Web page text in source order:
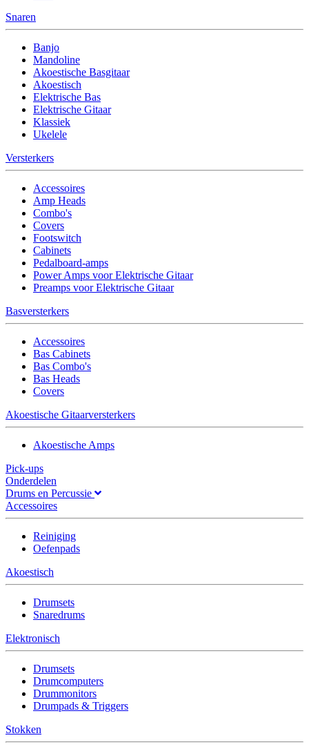
Snaren
Banjo
Mandoline
Akoestische Basgitaar
Akoestisch
Elektrische Bas
Elektrische Gitaar
Klassiek
Ukelele
Versterkers
Accessoires
Amp Heads
Combo's
Covers
Footswitch
Cabinets
Pedalboard-amps
Power Amps voor Elektrische Gitaar
Preamps voor Elektrische Gitaar
Basversterkers
Accessoires
Bas Cabinets
Bas Combo's
Bas Heads
Covers
Akoestische Gitaarversterkers
Akoestische Amps
Pick-ups
Onderdelen
Drums en Percussie
Accessoires
Reiniging
Oefenpads
Akoestisch
Drumsets
Snaredrums
Elektronisch
Drumsets
Drumcomputers
Drummonitors
Drumpads & Triggers
Stokken